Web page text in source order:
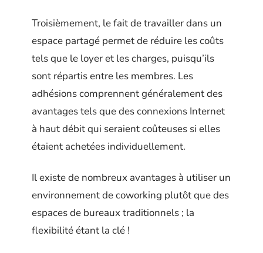
Troisièmement, le fait de travailler dans un
espace partagé permet de réduire les coûts
tels que le loyer et les charges, puisqu’ils
sont répartis entre les membres. Les
adhésions comprennent généralement des
avantages tels que des connexions Internet
à haut débit qui seraient coûteuses si elles
étaient achetées individuellement.
Il existe de nombreux avantages à utiliser un
environnement de coworking plutôt que des
espaces de bureaux traditionnels ; la
flexibilité étant la clé !